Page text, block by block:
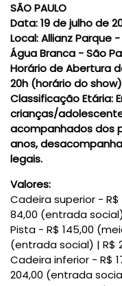
SÃO PAULO
Data:19 de julho de
Local:Allianz Parque
Água Branca - São
Horário de Abertura
20h (horário do show)
Classificação Etária:
crianças/
acompanhados dos
anos,
legais.
Valores:
Cadeira superior -
84,00 (entrada
Pista - R$ 145,00
(entrada social) | R$
Cadeira inferior - R$
204,00 (entrada